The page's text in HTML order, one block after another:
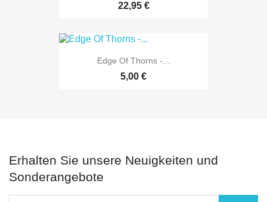
22,95 €
Edge Of Thorns -...
5,00 €
Erhalten Sie unsere Neuigkeiten und
Sonderangebote